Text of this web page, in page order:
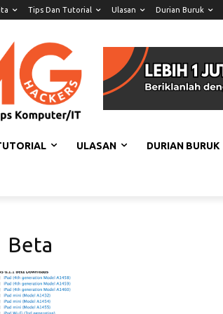
Tips Dan Tutorial Ulasan Durian Buruk
ULASAN DURIAN BURUK
Beta